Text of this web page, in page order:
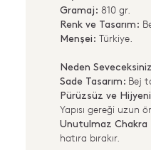
Gramaj: 810 gr.
Renk ve Tasarım:
Menşei: Türkiye.
Neden
Sade Tasarım: Bej
Pürüzsüz ve
Yapısı gereği uzun
Unutulmaz Chakra
hatıra bırakır.